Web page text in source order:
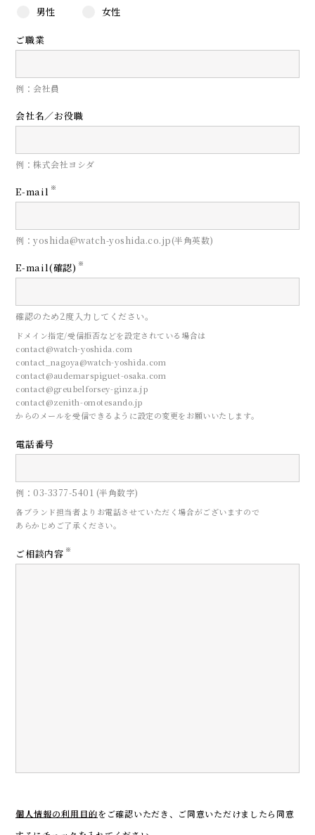
男性 女性
ご職業
例：会社員
会社名／お役職
例：株式会社ヨシダ
E-mail ※
例：yoshida@watch-yoshida.co.jp(半角英数)
E-mail(確認) ※
確認のため2度入力してください。
ドメイン指定/受信拒否などを設定されている場合は
contact@watch-yoshida.com
contact_nagoya@watch-yoshida.com
contact@audemarspiguet-osaka.com
contact@greubelforsey-ginza.jp
contact@zenith-omotesando.jp
からのメールを受信できるように設定の変更をお願いいたします。
電話番号
例：03-3377-5401 (半角数字)
各ブランド担当者よりお電話させていただく場合がございますので
あらかじめご了承ください。
ご相談内容 ※
個人情報の利用目的をご確認いただき、 ご同意いただけましたら同意